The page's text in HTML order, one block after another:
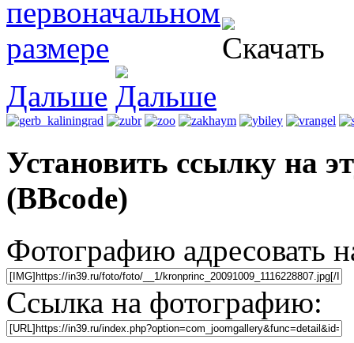
Дальше
Установить ссылку на
(BBcode)
Фотографию адресовать
Ссылка на фотографию: